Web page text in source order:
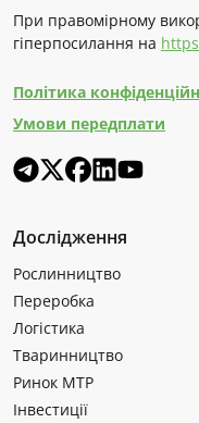
При правомірному
гіперпосилання на
Політика
Умови передплати
Дослідження
Рослинництво
Переробка
Логістика
Тваринництво
Ринок МТР
Інвестиції